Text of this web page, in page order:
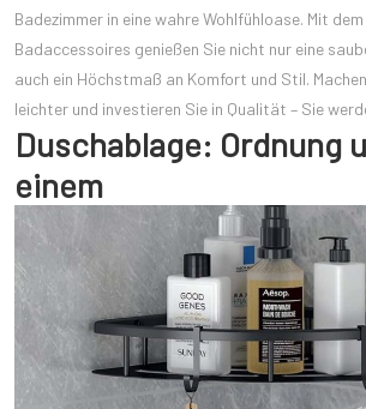
Badezimmer in eine wahre Wohlfühloase. Mit
Badaccessoires genießen Sie nicht nur eine
auch ein Höchstmaß an Komfort und Stil.
leichter und investieren Sie in Qualität – Sie
Duschablage: Ordnung
einem